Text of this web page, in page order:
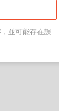
並可能存在誤